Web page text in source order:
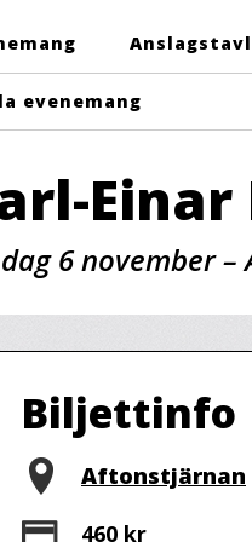
evenemang
Einar
6 november
Biljettinfo
Plats
Aftonstjärnan
Pris
460 kr